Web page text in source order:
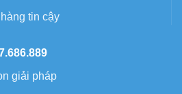
tin cậy
giải pháp